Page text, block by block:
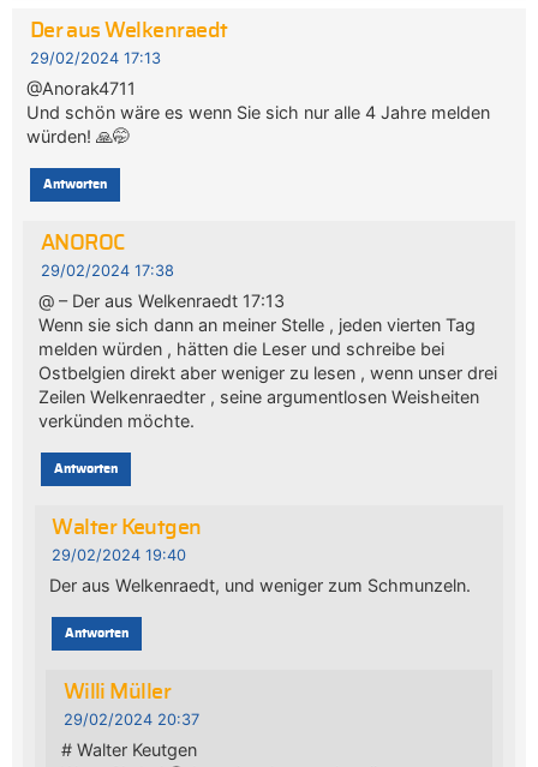
Der aus Welkenraedt
29/02/2024 17:13
@Anorak4711
Und schön wäre es wenn Sie sich nur alle 4 Jahre melden
würden! 🙏🤭
Antworten
ANOROC
29/02/2024 17:38
@ – Der aus Welkenraedt 17:13
Wenn sie sich dann an meiner Stelle , jeden vierten Tag
melden würden , hätten die Leser und schreibe bei
Ostbelgien direkt aber weniger zu lesen , wenn unser drei
Zeilen Welkenraedter , seine argumentlosen Weisheiten
verkünden möchte.
Antworten
Walter Keutgen
29/02/2024 19:40
Der aus Welkenraedt, und weniger zum Schmunzeln.
Antworten
Willi Müller
29/02/2024 20:37
# Walter Keutgen